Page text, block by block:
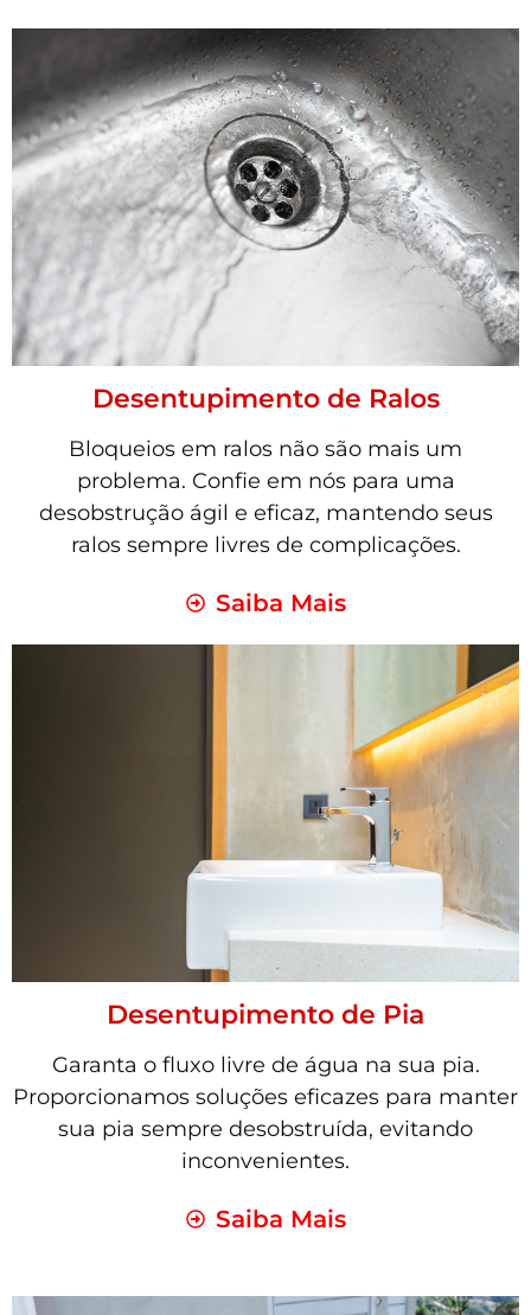
Desentupimento de Ralos
Bloqueios em ralos não são mais um
problema. Confie em nós para uma
desobstrução ágil e eficaz, mantendo seus
ralos sempre livres de complicações.
Saiba Mais
Desentupimento de Pia
Garanta o fluxo livre de água na sua pia.
Proporcionamos soluções eficazes para manter
sua pia sempre desobstruída, evitando
inconvenientes.
Saiba Mais